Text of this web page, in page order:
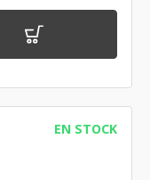
EN STOCK